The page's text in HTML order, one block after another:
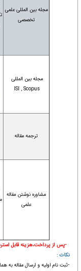
مجله بین المللی علمی
تخصصی
مجله بین المللی
ISI , Scopus
ترجمه مقاله
مشاوره نوشتن مقاله
علمی
-پس از پرداخت،هزینه قابل
نکات :
-ثبت نام اولیه و ارسال مقاله